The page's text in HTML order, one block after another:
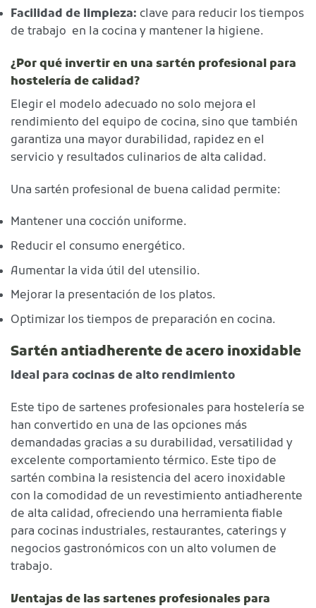
Facilidad de limpieza: clave para reducir los tiempos
de trabajo en la cocina y mantener la higiene.
¿Por qué invertir en una sartén profesional para
hostelería de calidad?
Elegir el modelo adecuado no solo mejora el
rendimiento del equipo de cocina, sino que también
garantiza una mayor durabilidad, rapidez en el
servicio y resultados culinarios de alta calidad.
Una sartén profesional de buena calidad permite:
Mantener una cocción uniforme.
Reducir el consumo energético.
Aumentar la vida útil del utensilio.
Mejorar la presentación de los platos.
Optimizar los tiempos de preparación en cocina.
Sartén antiadherente de acero inoxidable
Ideal para cocinas de alto rendimiento
Este tipo de sartenes profesionales para hostelería se
han convertido en una de las opciones más
demandadas gracias a su durabilidad, versatilidad y
excelente comportamiento térmico. Este tipo de
sartén combina la resistencia del acero inoxidable
con la comodidad de un revestimiento antiadherente
de alta calidad, ofreciendo una herramienta fiable
para cocinas industriales, restaurantes, caterings y
negocios gastronómicos con un alto volumen de
trabajo.
Ventajas de las sartenes profesionales para